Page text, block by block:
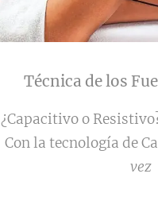
Técnica de los
¿Capacitivo o
Con la tecnología de
vez